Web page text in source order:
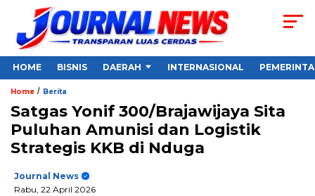
HOME BISNIS DAERAH INTERNASIONAL
Home / Berita
Satgas Yonif 300/Brajawijaya Sita
Puluhan Amunisi dan Logistik
Strategis KKB di Nduga
Journal News
Rabu, 22 April 2026